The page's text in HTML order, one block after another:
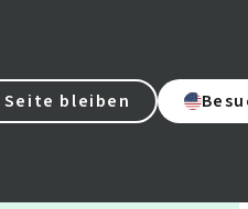
Seite bleiben
MarkenUnsere Marken